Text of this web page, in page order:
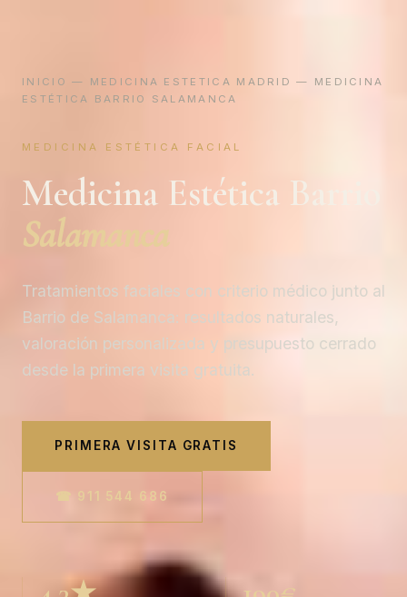
INICIO — MEDICINA ESTETICA MADRID — MEDICINA
ESTÉTICA BARRIO SALAMANCA
MEDICINA ESTÉTICA FACIAL
Medicina Estética Barrio
Salamanca
Tratamientos faciales con criterio médico junto al
Barrio de Salamanca: resultados naturales,
valoración personalizada y presupuesto cerrado
desde la primera visita gratuita.
PRIMERA VISITA GRATIS
☎ 911 544 686